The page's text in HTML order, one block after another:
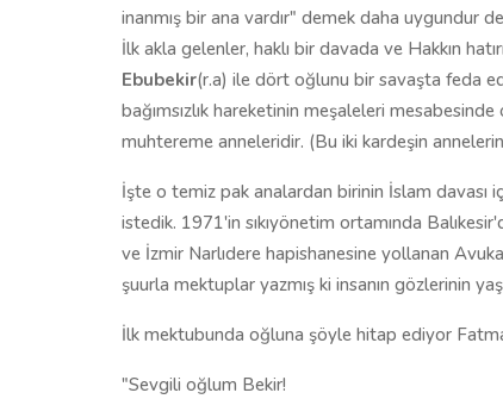
inanmış bir ana vardır" demek daha uygundur
İlk akla gelenler, haklı bir davada ve Hakkın
Ebubekir(r.a) ile dört oğlunu bir savaşta feda
bağımsızlık hareketinin meşaleleri mesabesinde
muhtereme anneleridir. (Bu iki kardeşin
İşte o temiz pak analardan birinin İslam davası
istedik. 1971'in sıkıyönetim ortamında
ve İzmir Narlıdere hapishanesine yollanan
şuurla mektuplar yazmış ki insanın gözlerinin
İlk mektubunda oğluna şöyle hitap ediyor
"Sevgili oğlum Bekir!